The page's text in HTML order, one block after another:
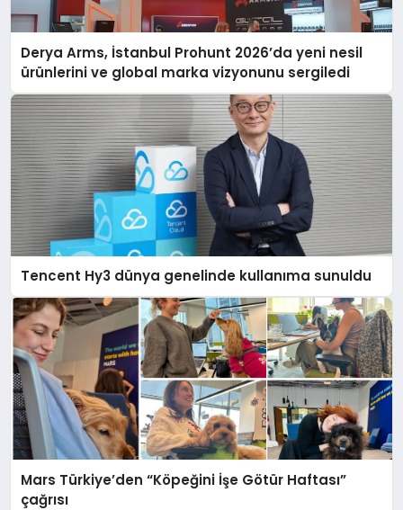
Derya Arms, İstanbul Prohunt 2026’da yeni nesil
ürünlerini ve global marka vizyonunu sergiledi
Tencent Hy3 dünya genelinde kullanıma sunuldu
Mars Türkiye’den “Köpeğini İşe Götür Haftası”
çağrısı